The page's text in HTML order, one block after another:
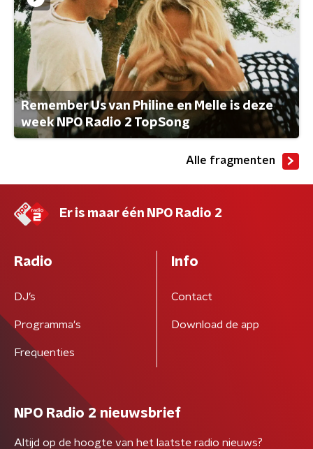
Remember Us van Philine en Melle is deze
week NPO Radio 2 TopSong
Alle fragmenten
Er is maar één NPO Radio 2
Radio
DJ’s
Programma's
Frequenties
Info
Contact
Download de app
NPO Radio 2 nieuwsbrief
Altijd op de hoogte van het laatste radio nieuws?